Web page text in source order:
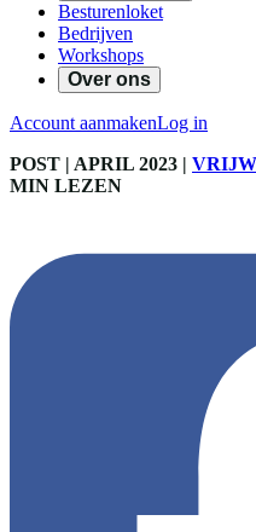
Besturenloket
Bedrijven
Workshops
Over ons
Account aanmakenLog in
POST | APRIL 2023 |
MIN LEZEN